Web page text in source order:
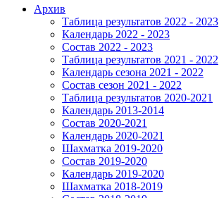
Архив
Таблица результатов 2022 - 2023
Календарь 2022 - 2023
Состав 2022 - 2023
Таблица результатов 2021 - 2022
Календарь сезона 2021 - 2022
Состав сезон 2021 - 2022
Таблица результатов 2020-2021
Календарь 2013-2014
Состав 2020-2021
Календарь 2020-2021
Шахматка 2019-2020
Состав 2019-2020
Календарь 2019-2020
Шахматка 2018-2019